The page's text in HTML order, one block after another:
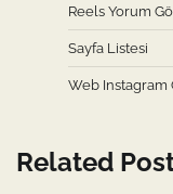
Reels Yorum
Sayfa Listesi
Web Instagram
Related